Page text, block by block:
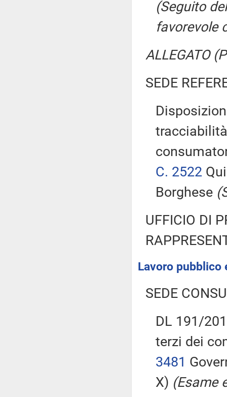
(Seguito
favorevole
ALLEGATO
SEDE
C. 2522
Borghese
UFFICIO DI
Lavoro pubblico
SEDE
DL 191/
terzi dei
3481
X) (Esame